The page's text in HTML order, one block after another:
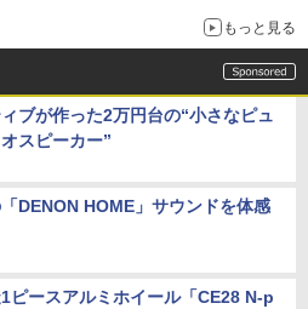
もっと見る
ブが作った2万円台の“小さなピュ
スピーカー”
DENON HOME」サウンドを体感
ピースアルミホイール「CE28 N-p